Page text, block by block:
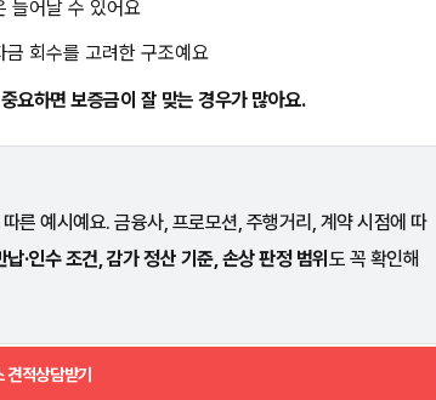
늘어날 수 있어요
회수를 고려한 구조예요
요하면 보증금이 잘 맞는 경우가 많아요.
른 예시예요. 금융사, 프로모션, 주행거리, 계약 시점에 따
납·인수 조건, 감가 정산 기준, 손상 판정 범위 도 꼭 확인해
견적상담받기